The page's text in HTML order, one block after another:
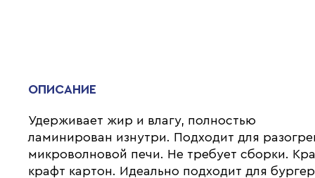
ОПИСАНИЕ
Удерживает жир и влагу, полностью
ламинирован изнутри. Подходит для
микроволновой печи. Не требует сборки.
крафт картон. Идеально подходит для